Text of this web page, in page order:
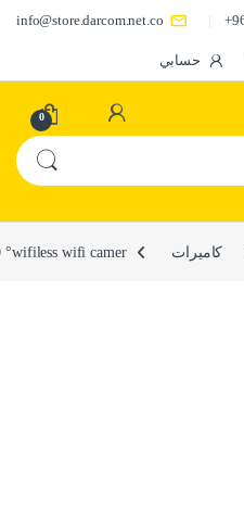
info@store.darcom.net.co
حسابي
0
كاميرات °wifiless wifi camer